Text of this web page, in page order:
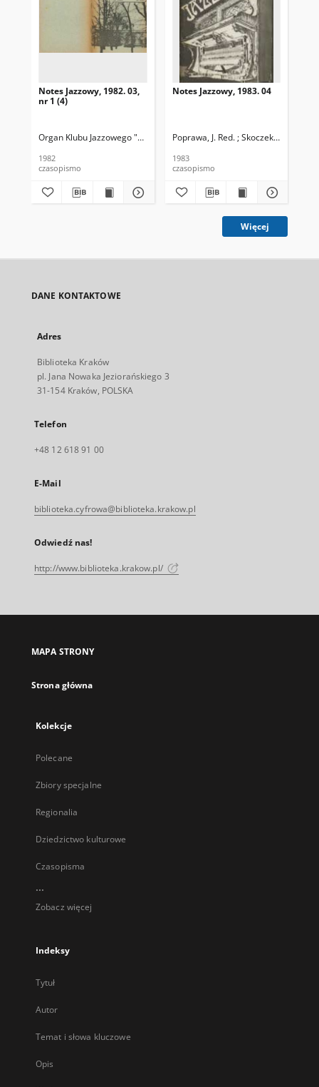
Notes Jazzowy, 1982. 03,
nr 1 (4)
Organ Klubu Jazzowego "Rotunda" Skoczek, T. Red.
1982
czasopismo
Notes Jazzowy, 1983. 04
Poprawa, J. Red. ; Skoczek T. Red.
1983
czasopismo
Więcej
DANE KONTAKTOWE
Adres
Biblioteka Kraków
pl. Jana Nowaka Jeziorańskiego 3
31-154 Kraków, POLSKA
Telefon
+48 12 618 91 00
E-Mail
biblioteka.cyfrowa@biblioteka.krakow.pl
Odwiedź nas!
http://www.biblioteka.krakow.pl/
MAPA STRONY
Strona główna
Kolekcje
Polecane
Zbiory specjalne
Regionalia
Dziedzictwo kulturowe
Czasopisma
...
Zobacz więcej
Indeksy
Tytuł
Autor
Temat i słowa kluczowe
Opis